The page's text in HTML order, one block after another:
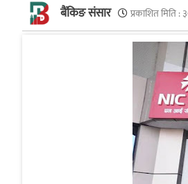
बैंकिङ संसार प्रकाशित मिति :